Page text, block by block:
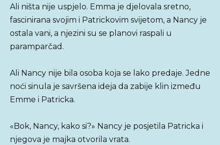
Ali ništa nije uspjelo. Emma je djelovala sretno,
fascinirana svojim i Patrickovim svijetom, a Nancy je
ostala vani, a njezini su se planovi raspali u
paramparčad.
Ali Nancy nije bila osoba koja se lako predaje. Jedne
noći sinula je savršena ideja da zabije klin između
Emme i Patricka.
«Bok, Nancy, kako si?» Nancy je posjetila Patricka i
njegova je majka otvorila vrata.